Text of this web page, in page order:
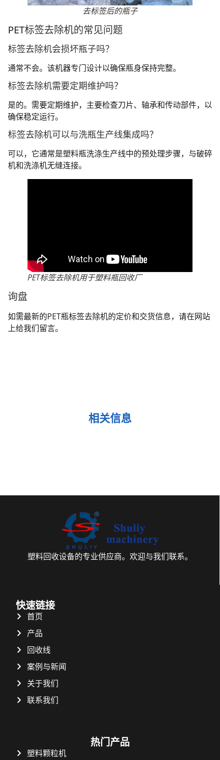
去标签后的瓶子
PET标签去除机的常见问题
标签去除机会损坏瓶子吗？
通常不会。该机器专门设计以确保瓶身保持完整。
标签去除机需要定期维护吗？
是的。需要定期维护，主要检查刀片、轴承和传动部件，以
确保稳定运行。
标签去除机可以与洗瓶生产线集成吗？
可以，它通常是塑料瓶洗涤生产线中的预处理步骤，与破碎
机和洗涤机无缝连接。
PET标签去除机用于塑料瓶回收厂
询盘
如需最新的PET瓶标签去除机的定价和交货信息，请在网站
上给我们留言。
相关信息
塑料回收设备的专业供应商。欢迎与我们联系。
快速链接
首页
产品
回收线
案例与新闻
关于我们
联系我们
热门产品
塑料颗粒机